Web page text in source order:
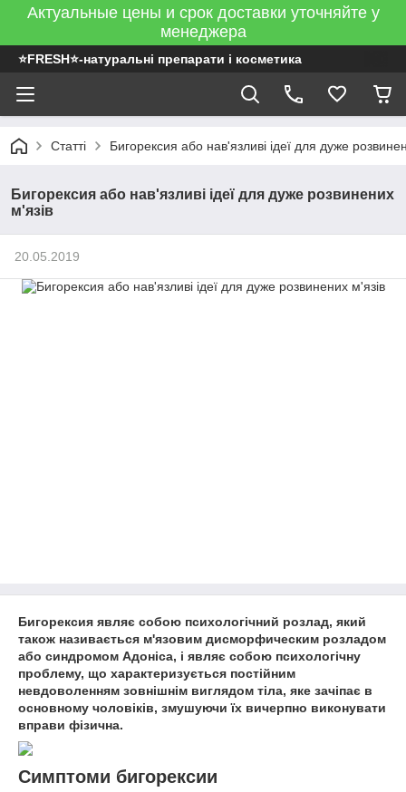
Актуальные цены и срок доставки уточняйте у
менеджера
⭐FRESH⭐-натуральні препарати і косметика
Статті Бигорексия або нав'язливі ідеї для дуже
Бигорексия або нав'язливі ідеї для дуже розвинених
м'язів
20.05.2019
Бигорексия являє собою психологічний розлад, який
також називається м'язовим дисморфическим розладом
або синдромом Адоніса, і являє собою психологічну
проблему, що характеризується постійним
невдоволенням зовнішнім виглядом тіла, яке зачіпає в
основному чоловіків, змушуючи їх вичерпно виконувати
вправи фізична.
Симптоми бигорексии